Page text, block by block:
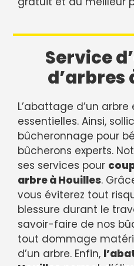
Service
d’arbres
L’abattage d’un
essentielles. Ainsi,
bûcheronnage pour
bûcherons experts.
ses services pour
arbre à Houilles.
vous éviterez tout
blessure durant le
savoir-faire de nos
tout dommage
d’un arbre. Enfin,